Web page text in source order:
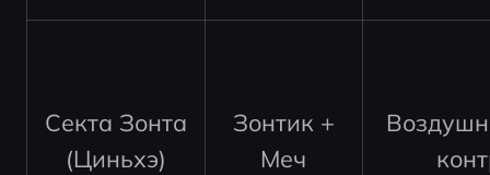
Секта Зонта
(Циньхэ)
Зонтик +
Меч